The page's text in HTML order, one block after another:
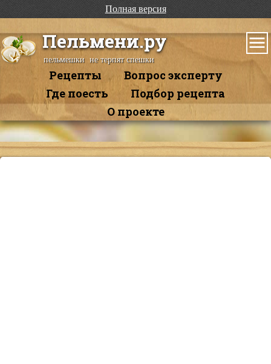
Полная версия
Пельмени.ру
пельмешки не терпят спешки
Рецепты
Вопрос эксперту
Где поесть
Подбор рецепта
О проекте